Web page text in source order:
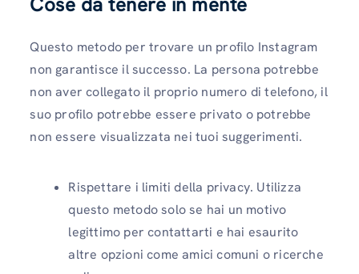
Questo metodo per trovare un profilo Instagram
non garantisce il successo. La persona potrebbe
non aver collegato il proprio numero di telefono, il
suo profilo potrebbe essere privato o potrebbe
non essere visualizzata nei tuoi suggerimenti.
Rispettare i limiti della privacy. Utilizza
questo metodo solo se hai un motivo
legittimo per contattarti e hai esaurito
altre opzioni come amici comuni o ricerche